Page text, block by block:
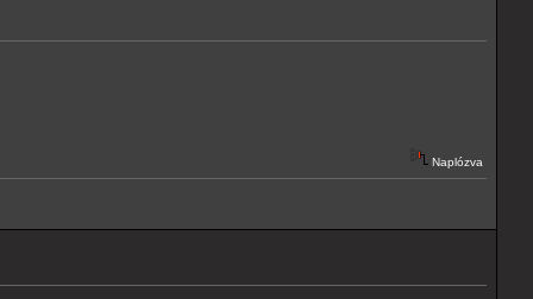
Naplózva